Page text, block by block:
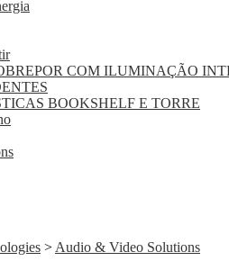
COM ILUMINAÇÃO
BOOKSHELF E TORRE
> Audio & Video Solutions